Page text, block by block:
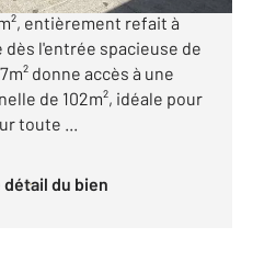
entièrement refait à
dès l'entrée spacieuse de
donne accès à une
de 102m², idéale pour
toute ...
détail du bien